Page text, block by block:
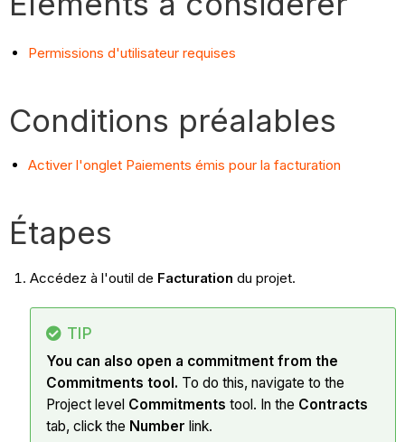
Permissions d'utilisateur requises
Conditions préalables
Activer l'onglet Paiements émis pour la facturation
Étapes
Accédez à l'outil de Facturation du projet.
TIP
You can also open a commitment from the
Commitments tool. To do this, navigate to the
Project level Commitments tool. In the Contracts
tab, click the Number link.